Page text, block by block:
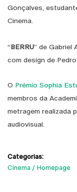
Gonçalves,
Cinema.
“BERRU” de Gabriel
com design de Pedro
O Prémio Sophia
membros da
metragem realizada
audiovisual.
Categorias:
Cinema
Homepage